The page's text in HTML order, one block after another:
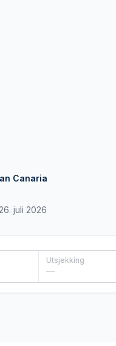
Canaria
juli 2026
Utsjekking
—